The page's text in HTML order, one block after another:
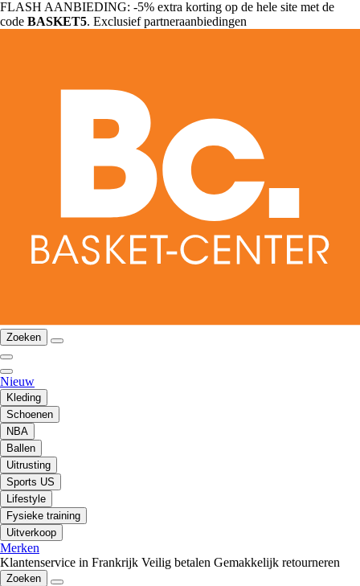
FLASH AANBIEDING: -5% extra korting op de hele site met de
code BASKET5. Exclusief partneraanbiedingen
Zoeken
Nieuw
Kleding
Schoenen
NBA
Ballen
Uitrusting
Sports US
Lifestyle
Fysieke training
Uitverkoop
Merken
Klantenservice in Frankrijk Veilig betalen Gemakkelijk retourneren
Zoeken